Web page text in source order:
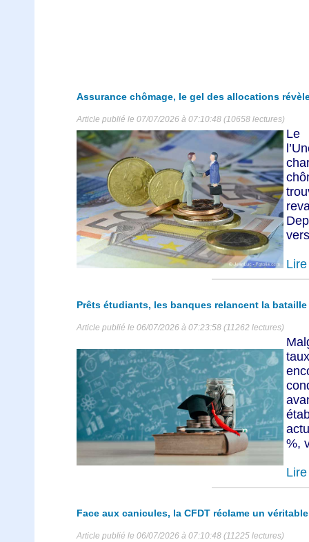
Assurance chômage, le gel des allocations
Article publié le 07/07/2026 à 07:10:48 (10658 lectures)
Le
Prêts étudiants, les banques relancent la
Article publié le 06/07/2026 à 07:23:58 (11262 lectures)
%,
Face aux canicules, la CFDT réclame un
Article publié le 06/07/2026 à 07:10:48 (11225 lectures)